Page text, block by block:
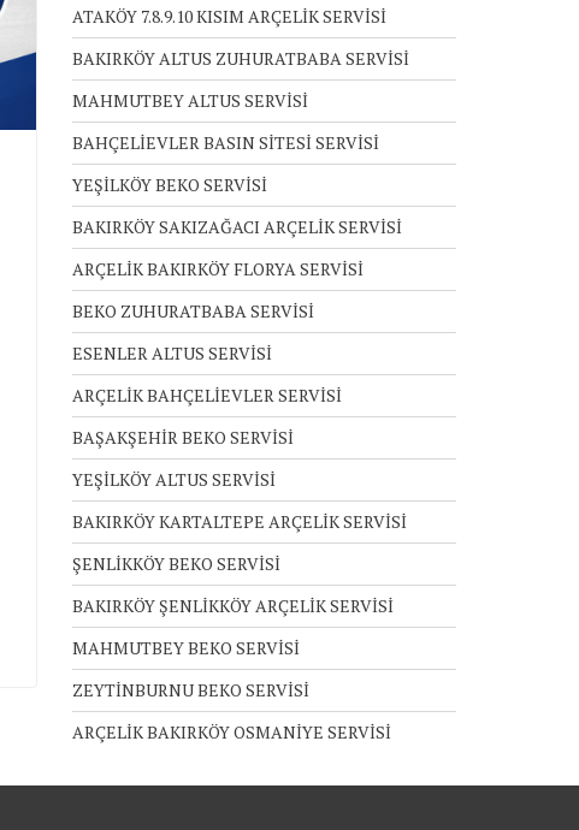
ATAKÖY 7.8.9.10 KISIM ARÇELİK SERVİSİ
BAKIRKÖY ALTUS ZUHURATBABA SERVİSİ
MAHMUTBEY ALTUS SERVİSİ
BAHÇELİEVLER BASIN SİTESİ SERVİSİ
YEŞİLKÖY BEKO SERVİSİ
BAKIRKÖY SAKIZAĞACI ARÇELİK SERVİSİ
ARÇELİK BAKIRKÖY FLORYA SERVİSİ
BEKO ZUHURATBABA SERVİSİ
ESENLER ALTUS SERVİSİ
ARÇELİK BAHÇELİEVLER SERVİSİ
BAŞAKŞEHİR BEKO SERVİSİ
YEŞİLKÖY ALTUS SERVİSİ
BAKIRKÖY KARTALTEPE ARÇELİK SERVİSİ
ŞENLİKKÖY BEKO SERVİSİ
BAKIRKÖY ŞENLİKKÖY ARÇELİK SERVİSİ
MAHMUTBEY BEKO SERVİSİ
ZEYTİNBURNU BEKO SERVİSİ
ARÇELİK BAKIRKÖY OSMANİYE SERVİSİ